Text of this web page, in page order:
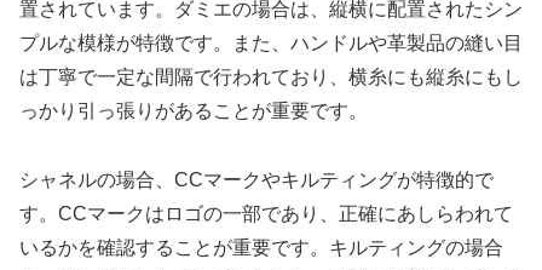
置されています。ダミエの場合は、縦横に配置されたシン
プルな模様が特徴です。また、ハンドルや革製品の縫い目
は丁寧で一定な間隔で行われており、横糸にも縦糸にもし
っかり引っ張りがあることが重要です。
シャネルの場合、CCマークやキルティングが特徴的で
す。CCマークはロゴの一部であり、正確にあしらわれて
いるかを確認することが重要です。キルティングの場合